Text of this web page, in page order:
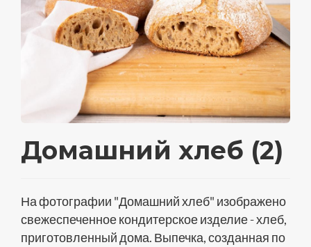
Домашний хлеб (2)
На фотографии "Домашний хлеб" изображено
свежеспеченное кондитерское изделие - хлеб,
приготовленный дома. Выпечка, созданная по